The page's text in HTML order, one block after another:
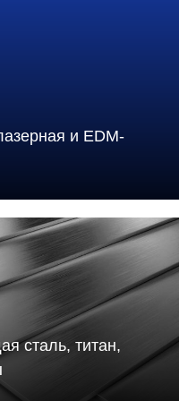
и EDM-
сталь, титан,